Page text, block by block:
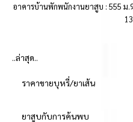
อาคารบ้านพักพนักงานยาสูบ : 555 ม
..ล่าสุด..
ราคาขายบุหรี่/ยาเส้น
ยาสูบกับการค้นพบ